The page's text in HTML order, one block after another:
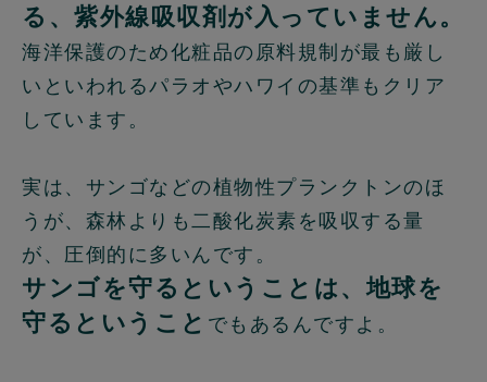
る、紫外線吸収剤が入っていません。
海洋保護のため化粧品の原料規制が最も厳し
いといわれるパラオやハワイの基準もクリア
しています。
実は、サンゴなどの植物性プランクトンのほ
うが、森林よりも二酸化炭素を吸収する量
が、圧倒的に多いんです。
サンゴを守るということは、地球を
守るということ でもあるんですよ。